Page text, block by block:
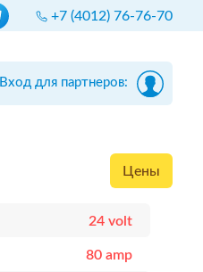
+7 (4012) 76-76-70
Вход для партнеров:
Цены
24 volt
80 amp